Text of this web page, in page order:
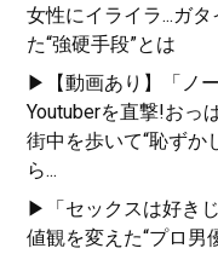
女性にイライラ...ガ
た“強硬手段”とは
▶【動画あり】「ノ
Youtuberを直撃!おっ
街中を歩いて“恥ずか
ら...
▶「セックスは好き
値観を変えた“プロ男